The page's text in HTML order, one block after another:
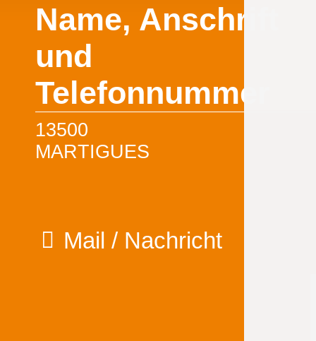
Name, Anschrift
und
Telefonnummer
13500
MARTIGUES
Mail / Nachricht